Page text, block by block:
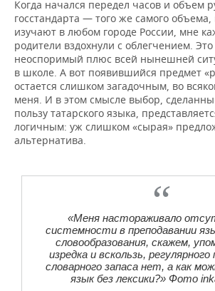
Когда начался передел часов и объем
госстандарта — того же самого объема,
изучают в любом городе России, мне
родители вздохнули с облегчением.
неоспоримый плюс всей нынешней
в школе. А вот появившийся предмет
остается слишком загадочным, во
меня. И в этом смысле выбор,
пользу татарского языка,
логичным: уж слишком «сырая»
альтернатива.
«Меня настораживало
системности в преподавании
словообразования, скажем,
изредка и вскользь, регулярного
словарного запаса нет, а как
язык без лексики?» Фото